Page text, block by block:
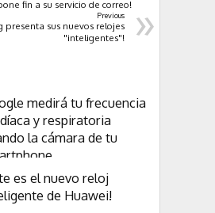
fin a su servicio de correo! »
Previous
presenta sus nuevos relojes
"inteligentes"!
medirá tu frecuencia
y respiratoria
la cámara de tu
es el nuevo reloj
de Huawei!